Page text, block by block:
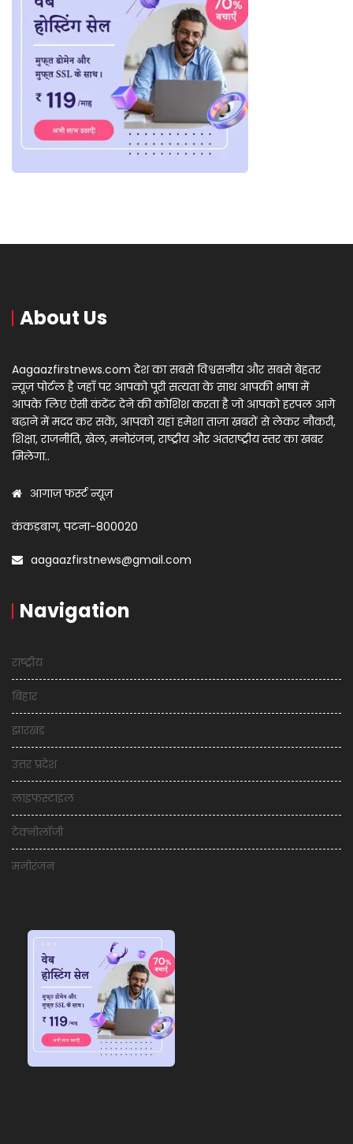
About Us
Aagaazfirstnews.com देश का सबसे विश्वसनीय और सबसे बेहतर
न्यूज़ पोर्टल है जहाँ पर आपको पूरी सत्यता के साथ आपकी भाषा में
आपके लिए ऐसी कंटेंट देने की कोशिश करता है जो आपको हरपल आगे
बढ़ाने में मदद कर सकें, आपको यहां हमेशा ताज़ा खबरों से लेकर नौकरी,
शिक्षा, राजनीति, खेल, मनोरंजन, राष्ट्रीय और अंतराष्ट्रीय स्तर का खबर
मिलेगा..
आगाज़ फर्स्ट न्यूज़
कंकड़बाग, पटना-800020
aagaazfirstnews@gmail.com
Navigation
राष्ट्रीय
बिहार
झारखंड
उत्तर प्रदेश
लाइफस्टाइल
टेक्नोलॉजी
मनोरंजन